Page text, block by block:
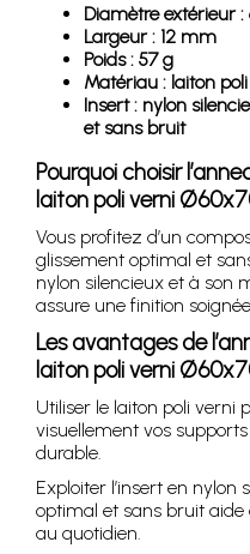
Diamètre extérieur
Largeur : 12 mm
Poids : 57 g
Matériau : laiton
Insert : nylon
et sans bruit
Pourquoi choisir
laiton poli verni
Vous profitez d’un
glissement optimal et
nylon silencieux et à son
assure une finition soignée.
Les avantages de
laiton poli verni
Utiliser le laiton poli verni
visuellement vos
durable.
Exploiter l’insert en
optimal et sans bruit aide
au quotidien.